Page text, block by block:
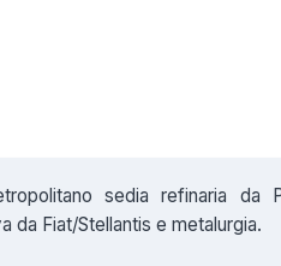
sedia refinaria da
da Fiat/Stellantis e metalurgia.